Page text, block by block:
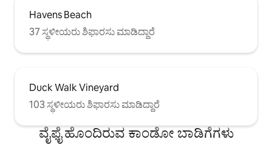
Havens Beach
37 ಸ್ಥಳೀಯರು ಶಿಫಾರಸು ಮಾಡಿದ್ದಾರೆ
Duck Walk Vineyard
103 ಸ್ಥಳೀಯರು ಶಿಫಾರಸು ಮಾಡಿದ್ದಾರೆ
ವೈಫೈ ಹೊಂದಿರುವ ಕಾಂಡೋ ಬಾಡಿಗೆಗಳು